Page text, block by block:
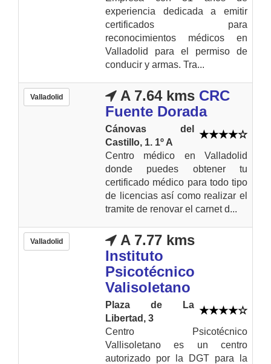
experiencia dedicada a emitir
certificados para
reconocimientos médicos en
Valladolid para el permiso de
conducir y armas. Tra...
Valladolid A 7.64 kms CRC
Fuente Dorada
Cánovas del
Castillo, 1. 1º A
Centro médico en Valladolid
donde puedes obtener tu
certificado médico para todo tipo
de licencias así como realizar el
tramite de renovar el carnet d...
Valladolid
A 7.77 kms
Instituto
Psicotécnico
Valisoletano
Plaza de La
Libertad, 3
Centro Psicotécnico
Vallisoletano es un centro
autorizado por la DGT para la